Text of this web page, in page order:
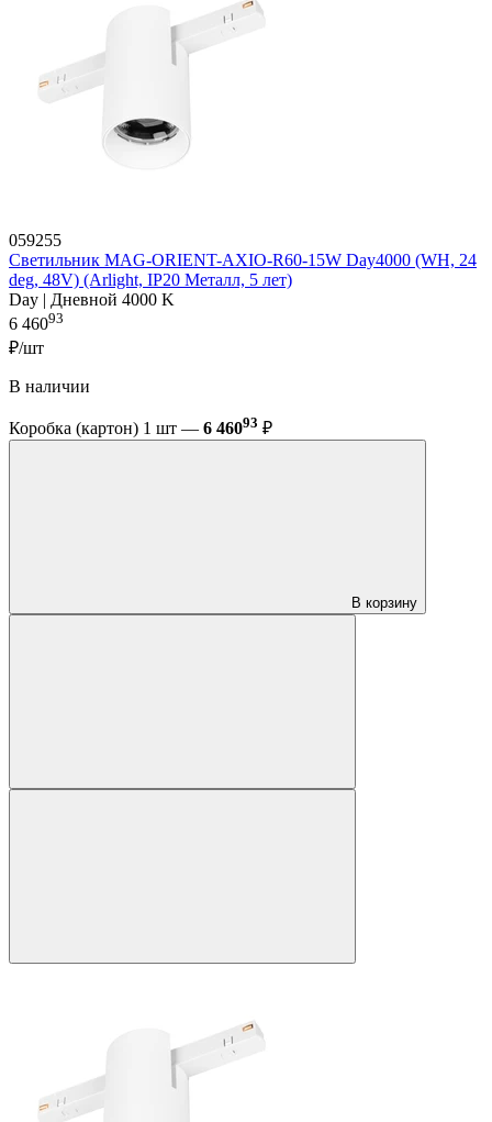
059255
Светильник MAG-ORIENT-AXIO-R60-15W Day4000 (WH, 24
deg, 48V) (Arlight, IP20 Металл, 5 лет)
Day | Дневной 4000 K
6 46093
₽/шт
В наличии
Коробка (картон) 1 шт — 6 46093 ₽
В корзину